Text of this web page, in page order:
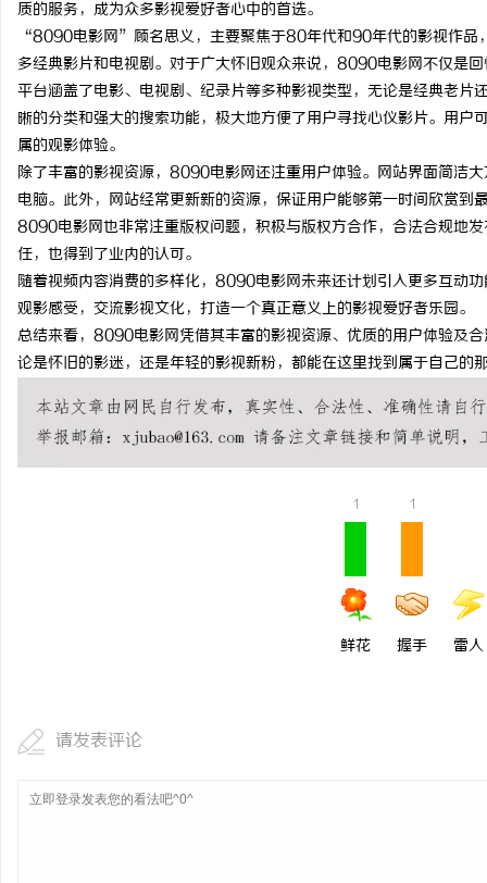
质的服务，成为众多影视爱好者心中的首选。
“8090电影网”顾名思义，主要聚焦于80年代和90年代的影视作品
多经典影片和电视剧。对于广大怀旧观众来说，8090电影网不仅是
平台涵盖了电影、电视剧、纪录片等多种影视类型，无论是经典老
晰的分类和强大的搜索功能，极大地方便了用户寻找心仪影片。用
属的观影体验。
除了丰富的影视资源，8090电影网还注重用户体验。网站界面简洁
电脑。此外，网站经常更新新的资源，保证用户能够第一时间欣赏到
8090电影网也非常注重版权问题，积极与版权方合作，合法合规地
任，也得到了业内的认可。
随着视频内容消费的多样化，8090电影网未来还计划引入更多互动
观影感受，交流影视文化，打造一个真正意义上的影视爱好者乐园。
总结来看，8090电影网凭借其丰富的影视资源、优质的用户体验及
论是怀旧的影迷，还是年轻的影视新粉，都能在这里找到属于自己的
1
鲜花
1
握手 雷人
请发表评论
武汉配眼镜 上海配眼镜